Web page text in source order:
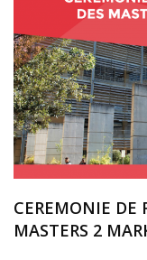
CEREMONIE DE
MASTERS 2